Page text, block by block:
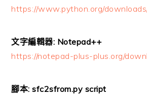
https://www.python.org/downloads/
文字編輯器: Notepad++
https://notepad-plus-plus.org/
腳本: sfc2sfrom.py script